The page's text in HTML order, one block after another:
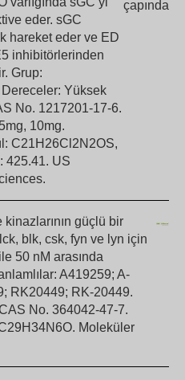
eder. sGC
hareket eder ve ED
inhibitörlerinden
Grup:
Yüksek
No. 1217201-17-6.
10mg.
C21H26Cl2N2OS,
425.41. US
çapında
güçlü bir
blk, csk, fyn ve lyn için
50 nM arasında
A419259; A-
RK20449; RK-20449.
No. 364042-47-7.
Moleküler